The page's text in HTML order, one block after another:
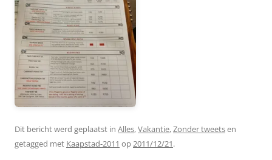
Dit bericht werd geplaatst in Alles,Vakantie,Zonder tweetsen
getagged met Kaapstad-2011 op2011/12/21.